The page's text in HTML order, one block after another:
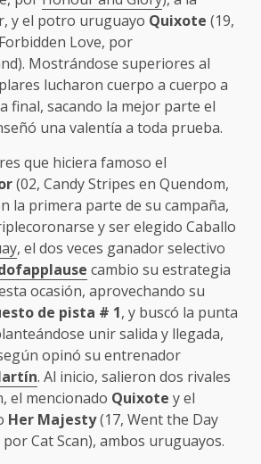
y el potro uruguayo Quixote (19,
Love, por
Mostrándose superiores al
lucharon cuerpo a cuerpo a
final, sacando la mejor parte el
una valentía a toda prueba.
que hiciera famoso el
(02, Candy Stripes en Quendom,
la primera parte de su campaña,
y ser elegido Caballo
, el dos veces ganador selectivo
cambio su estrategia
ocasión, aprovechando su
de pista # 1, y buscó la punta
unir salida y llegada,
opinó su entrenador
. Al inicio, salieron dos rivales
el mencionado Quixote y el
Her Majesty(17, Went the Day
Cat Scan), ambos uruguayos.